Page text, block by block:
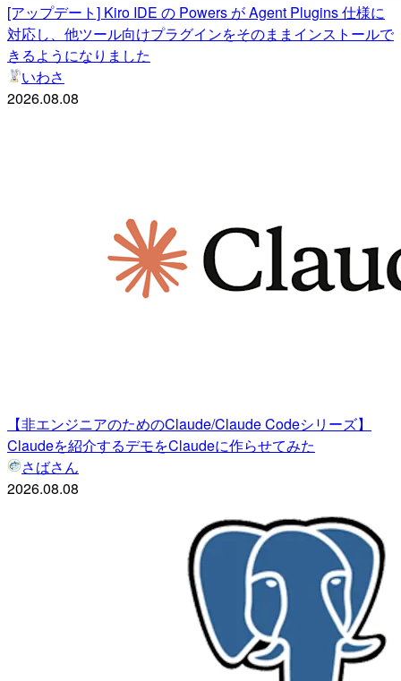
[アップデート] Kiro IDE の Powers が Agent Plugins 仕様に
対応し、他ツール向けプラグインをそのままインストールで
きるようになりました
いわさ
2026.08.08
【非エンジニアのためのClaude/Claude Codeシリーズ】
Claudeを紹介するデモをClaudeに作らせてみた
さばさん
2026.08.08